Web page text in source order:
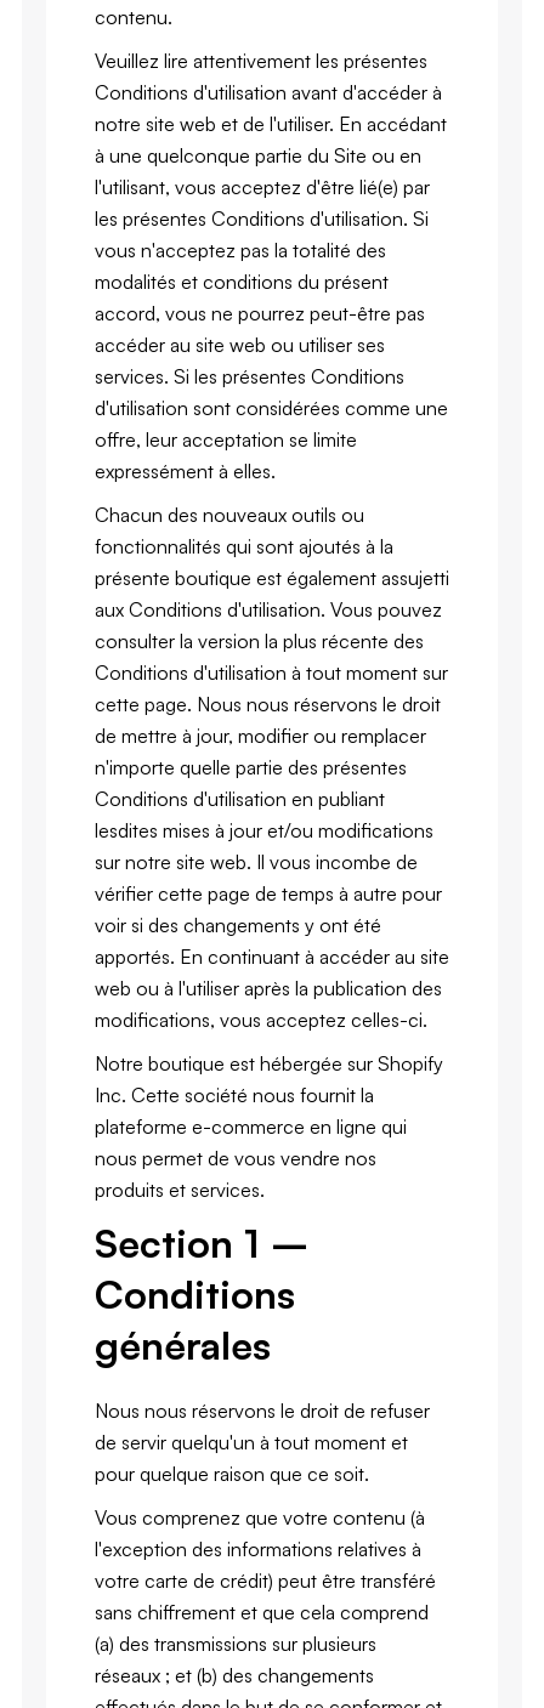
contenu.
Veuillez lire attentivement les présentes
Conditions d'utilisation avant d'accéder à
notre site web et de l'utiliser. En accédant
à une quelconque partie du Site ou en
l'utilisant, vous acceptez d'être lié(e) par
les présentes Conditions d'utilisation. Si
vous n'acceptez pas la totalité des
modalités et conditions du présent
accord, vous ne pourrez peut-être pas
accéder au site web ou utiliser ses
services. Si les présentes Conditions
d'utilisation sont considérées comme une
offre, leur acceptation se limite
expressément à elles.
Chacun des nouveaux outils ou
fonctionnalités qui sont ajoutés à la
présente boutique est également assujetti
aux Conditions d'utilisation. Vous pouvez
consulter la version la plus récente des
Conditions d'utilisation à tout moment sur
cette page. Nous nous réservons le droit
de mettre à jour, modifier ou remplacer
n'importe quelle partie des présentes
Conditions d'utilisation en publiant
lesdites mises à jour et/ou modifications
sur notre site web. Il vous incombe de
vérifier cette page de temps à autre pour
voir si des changements y ont été
apportés. En continuant à accéder au site
web ou à l'utiliser après la publication des
modifications, vous acceptez celles-ci.
Notre boutique est hébergée sur Shopify
Inc. Cette société nous fournit la
plateforme e-commerce en ligne qui
nous permet de vous vendre nos
produits et services.
Section 1 –
Conditions
générales
Nous nous réservons le droit de refuser
de servir quelqu'un à tout moment et
pour quelque raison que ce soit.
Vous comprenez que votre contenu (à
l'exception des informations relatives à
votre carte de crédit) peut être transféré
sans chiffrement et que cela comprend
(a) des transmissions sur plusieurs
réseaux ; et (b) des changements